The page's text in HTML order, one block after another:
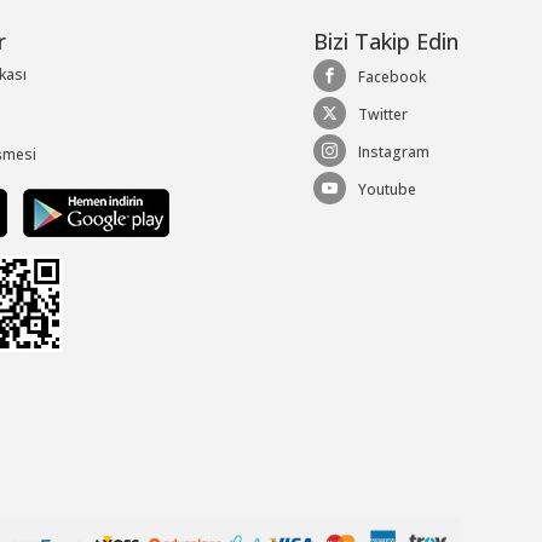
Bizi Takip Edin
Facebook
Twitter
Instagram
Youtube